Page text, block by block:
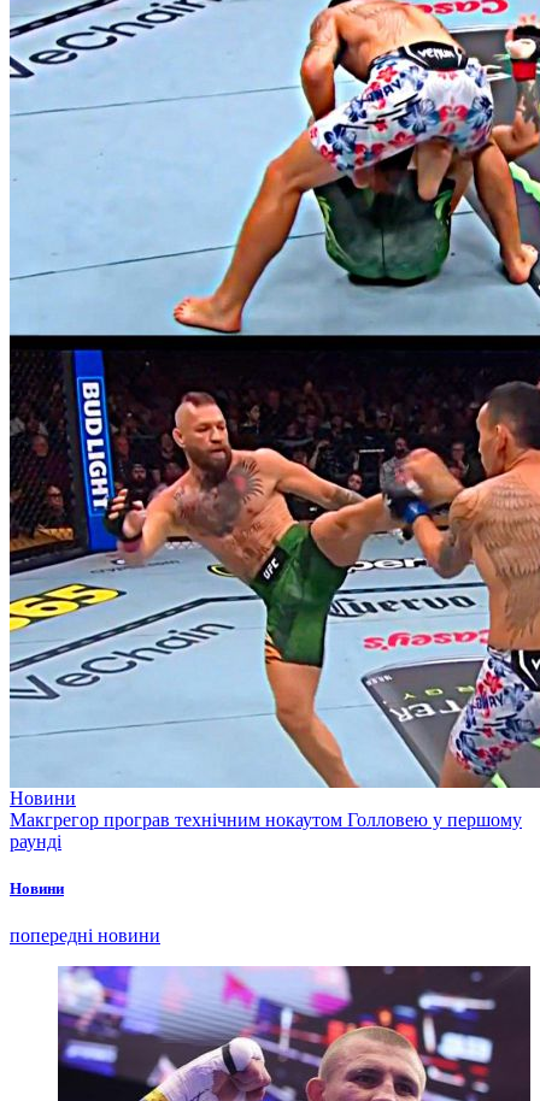
Новини
Макгрегор програв технічним нокаутом Голловею у першому
раунді
Новини
попередні новини